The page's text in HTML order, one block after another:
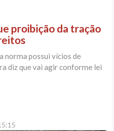
proibição da tração
norma possui vícios de
diz que vai agir conforme lei